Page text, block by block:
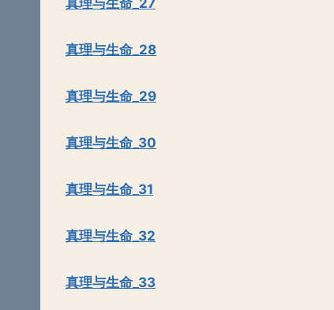
真理与生命_27
真理与生命_28
真理与生命_29
真理与生命_30
真理与生命_31
真理与生命_32
真理与生命_33